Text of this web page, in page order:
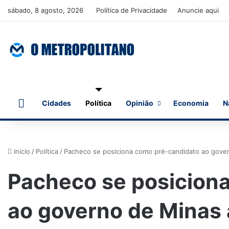
sábado, 8 agosto, 2026 Política de Privacidade Anuncie aqui
InícioCidades Política Opinião Economia
Início / Política / Pacheco se posiciona como pré-candidato ao
Pacheco se
ao governo de Minas